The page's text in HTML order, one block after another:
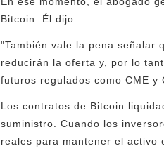
Bitcoin. Él dijo:
"También vale la pena señalar
reducirán la oferta y, por lo
futuros regulados como CME
Los contratos de Bitcoin
suministro. Cuando los
reales para mantener el activo